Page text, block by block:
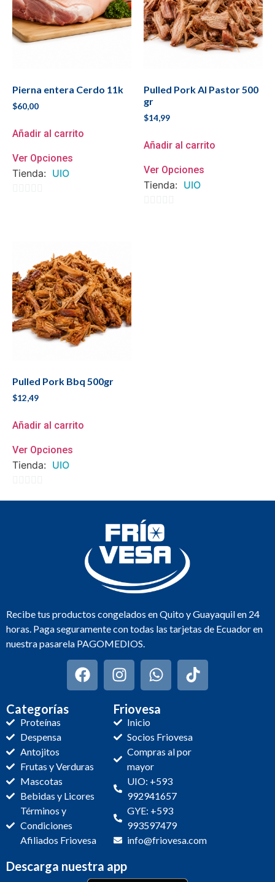
Pierna entera Cerdo 11k
$60,00
Añadir al carrito
Ver Opciones
Tienda: UIO
Pulled Pork Al Pastor 500
gr
$14,99
Añadir al carrito
Ver Opciones
Tienda: UIO
Pulled Pork Bbq 500gr
$12,49
Añadir al carrito
Ver Opciones
Tienda: UIO
Recibe tus productos congelados en Quito y Guayaquil en 24
horas. Paga seguramente con todas las tarjetas de Ecuador en
nuestra pasarela PAGOMEDIOS.
Categorías
Proteínas
Despensa
Antojitos
Frutas y Verduras
Mascotas
Bebidas y Licores
Términos y
Condiciones
Afiliados Friovesa
Friovesa
Inicio
Socios Friovesa
Compras al por
mayor
UIO: +593
992941657
GYE: +593
993597479
info@friovesa.com
Descarga nuestra app